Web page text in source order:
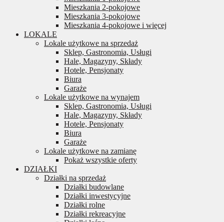
Mieszkania 2-pokojowe
Mieszkania 3-pokojowe
Mieszkania 4-pokojowe i więcej
LOKALE
Lokale użytkowe na sprzedaż
Sklep, Gastronomia, Usługi
Hale, Magazyny, Składy
Hotele, Pensjonaty
Biura
Garaże
Lokale użytkowe na wynajem
Sklep, Gastronomia, Usługi
Hale, Magazyny, Składy
Hotele, Pensjonaty
Biura
Garaże
Lokale użytkowe na zamianę
Pokaż wszystkie oferty
DZIAŁKI
Działki na sprzedaż
Działki budowlane
Działki inwestycyjne
Działki rolne
Działki rekreacyjne